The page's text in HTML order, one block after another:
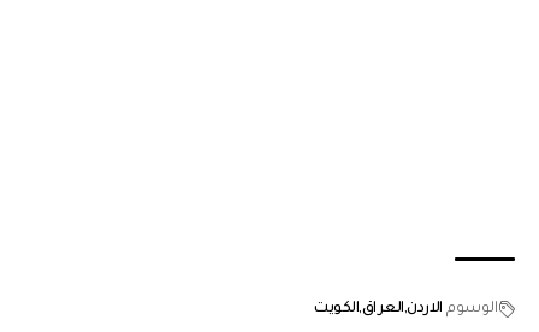
الوسوم الاردن العراقالكويت